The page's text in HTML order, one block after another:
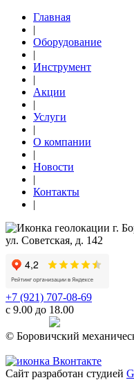
Главная
|
Оборудование
|
Инструмент
|
Акции
|
Услуги
|
О компании
|
Новости
|
Контакты
|
г.
ул. Советская, д. 142
+7 (921) 707-08-69
с 9.00 до 18.00
© Боровичский
Сайт разработан студией